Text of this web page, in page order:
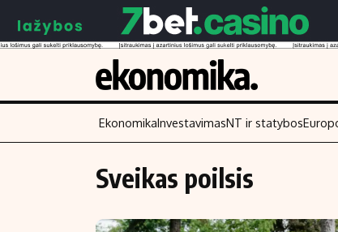
Turinys
Naujienos
Finansai
EkonomikaInvestavimasNT ir statybos
Sveikas poilsis